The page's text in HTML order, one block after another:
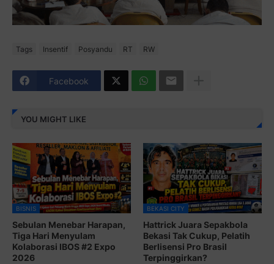
Tags Insentif Posyandu RT RW
Facebook
YOU MIGHT LIKE
BISNIS
Sebulan Menebar Harapan,
Tiga Hari Menyulam
Kolaborasi IBOS #2 Expo
2026
BEKASI CITY
Hattrick Juara Sepakbola
Bekasi Tak Cukup, Pelatih
Berlisensi Pro Brasil
Terpinggirkan?